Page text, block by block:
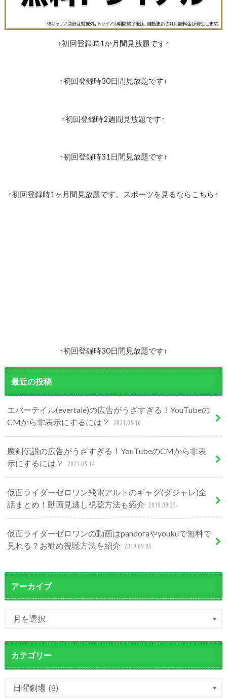
↑初回登録時1か月間見放題です↑
↑初回登録時30日間見放題です↑
↑初回登録時2週間見放題です↑
↑初回登録時31日間見放題です↑
↑初回登録時1ヶ月間見放題です。スポーツを見るならこちら↑
↑初回登録時30日間見放題です↑
最近の投稿
エバーテイル(evertale)の広告がうざすぎる！YouTubeの
CMから非表示にするには？
2021.05.16
魔剣伝説の広告がうざすぎる！YouTubeのCMから非表
示にするには？
2021.05.14
仮面ライダーゼロワン飛電アルトのギャグ(ダジャレ)全
話まとめ！動画見逃し視聴方法も紹介 2019.09.25
仮面ライダーゼロワンの動画はpandoraやyoukuで無料で
見れる？お勧め視聴方法を紹介 2019.09.05
アーカイブ
カテゴリー